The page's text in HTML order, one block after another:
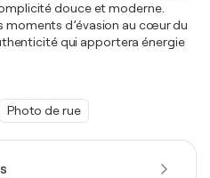
douce et moderne.
moments d’évasion au cœur du
qui apportera énergie
Photo de rue